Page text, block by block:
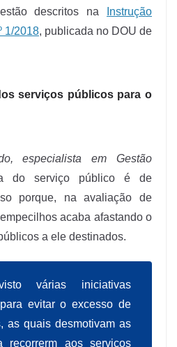
descritos na
Instrução
1/2018, publicada no DOU de
serviços públicos para o
especialista em Gestão
do serviço público é de
porque, na avaliação de
acaba afastando o
a ele destinados.
várias iniciativas
evitar o excesso de
as quais desmotivam as
recorrerm aos serviços